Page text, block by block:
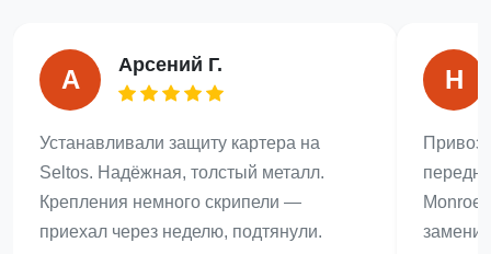
А
Арсений Г.
Устанавливали защиту картера на
Seltos. Надёжная, толстый металл.
Крепления немного скрипели —
приехал через неделю, подтянули.
Н
Monroe